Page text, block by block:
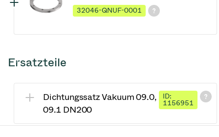
32046-QNUF-0001
Ersatzteile
Dichtungssatz Vakuum 09.0,
09.1 DN200
ID:
1156951